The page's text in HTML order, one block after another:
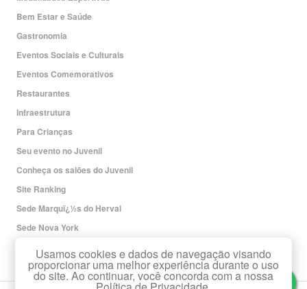
Bem Estar e Saúde
Gastronomia
Eventos Sociais e Culturais
Eventos Comemorativos
Restaurantes
Infraestrutura
Para Crianças
Seu evento no Juvenil
Conheça os salões do Juvenil
Site Ranking
Sede Marquï¿½s do Herval
Sede Nova York
Usamos cookies e dados de navegação visando
proporcionar uma melhor experiência durante o uso
do site. Ao continuar, você concorda com a nossa